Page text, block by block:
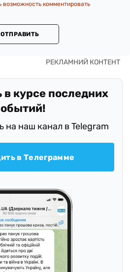
возможность комментировать
ОТПРАВИТЬ
в курсе последних
на наш канал в Telegram
в Телеграмме